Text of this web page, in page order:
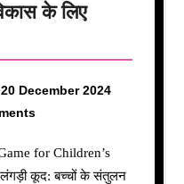
के लिए
20 December 2024
कूद: बच्चों के संतुलन